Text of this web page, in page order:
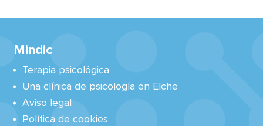
Mindic
Terapia psicológica
Una clínica de psicología en Elche
Aviso legal
Política de cookies